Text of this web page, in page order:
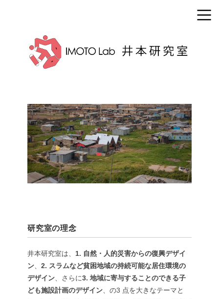
研究室の理念
井本研究室は、 1. 自然・人的災害からの復興デザイ
ン
2. スラムなど貧困地域の持続可能な居住環境の
デザイン 、さらに3. 地域に寄与することのできる子
ども施設計画のデザイン 、の3 点を大きなテーマと